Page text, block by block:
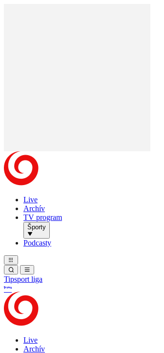
Live
Archív
TV program
Športy
Podcasty
Tipsport liga
Live
Archív